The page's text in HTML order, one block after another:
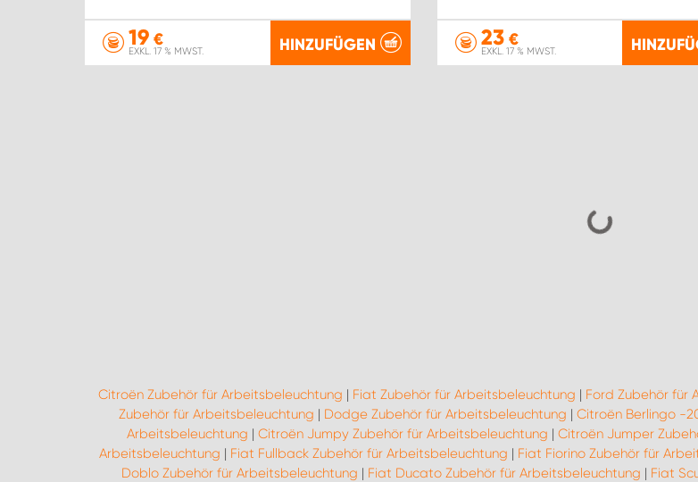
19 €
EXKL. 17 % MWST. HINZUFÜGEN 23€
EXKL. 17 % MWST.
Citroën Zubehör für Arbeitsbeleuchtung | Fiat Zubehör für Arbeitsbeleuchtung | Ford Zubehör für
Zubehör für Arbeitsbeleuchtung | Dodge Zubehör für Arbeitsbeleuchtung | Citroën Berlingo -
Arbeitsbeleuchtung | Citroën Jumpy Zubehör für Arbeitsbeleuchtung | Citroën Jumper
Arbeitsbeleuchtung | Fiat Fullback Zubehör für Arbeitsbeleuchtung | Fiat Fiorino Zubehör für
Doblo Zubehör für Arbeitsbeleuchtung | Fiat Ducato Zubehör für Arbeitsbeleuchtung | Fiat